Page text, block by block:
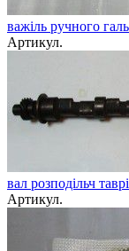
важіль ручного
Артикул.
вал розподільч
Артикул.